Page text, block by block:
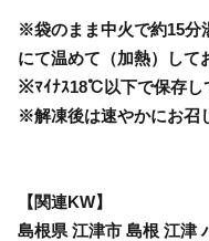
※袋のまま中火で約15分
にて温めて（加熱）して
※ﾏｲﾅｽ18℃以下で保存し
※解凍後は速やかにお召
【関連KW】
島根県 江津市 島根 江津